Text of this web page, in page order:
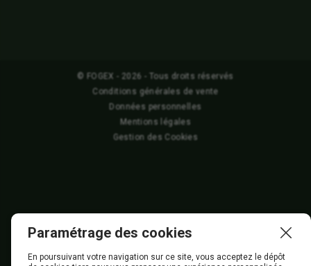
© FOGEX - 2026 - Tous droits réservés
Conditions générales de vente
Données personnelles
Mentions légales
Gestion des Cookies
Paramétrage des cookies
En poursuivant votre navigation sur ce site, vous acceptez le dépôt